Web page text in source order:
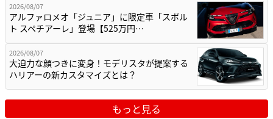
2026/08/07
アルファロメオ「ジュニア」に限定車「スポル
ト スペチアーレ」登場【525万円…
2026/08/07
大迫力な顔つきに変身！モデリスタが提案する
ハリアーの新カスタマイズとは？
もっと見る